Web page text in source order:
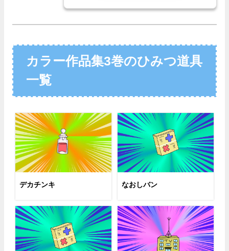
カラー作品集3巻のひみつ道具
一覧
デカチンキ なおしバン